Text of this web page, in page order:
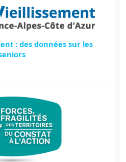
: des données sur les